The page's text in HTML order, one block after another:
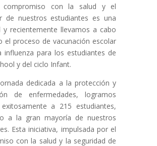
compromiso con la salud y el
de nuestros estudiantes es una
y recientemente llevamos a cabo
el proceso de vacunación escolar
influenza para los estudiantes de
y del ciclo Infant.
dedicada a la protección y
de enfermedades, logramos
a 215 estudiantes,
a la gran mayoría de nuestros
Esta iniciativa, impulsada por el
con la salud y la seguridad de